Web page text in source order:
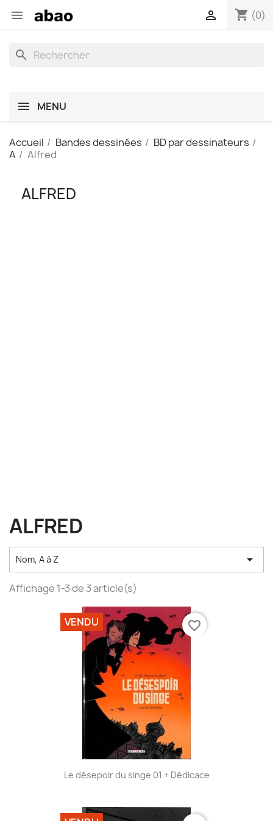
 shopping_cart (0)

search
MENU
Accueil Bandes dessinées
BD par dessinateurs
A
Alfred
ALFRED
ALFRED
Nom, A à Z 
Affichage 1-3 de 3 article(s)
Le désepoir du singe 01 + Dédicace
VENDU favorite_border